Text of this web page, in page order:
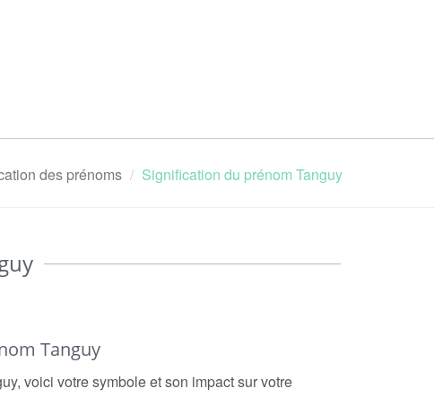
des prénoms Signification du prénom Tanguy
Tanguy
voici votre symbole et son impact sur votre